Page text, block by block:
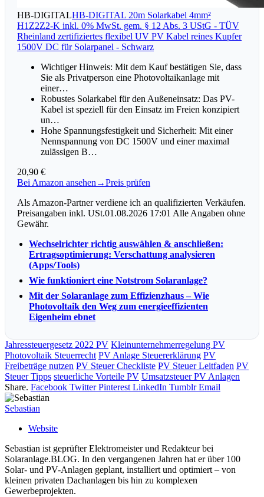
HB-DIGITALHB-DIGITAL 20m Solarkabel 4mm²
H1Z2Z2-K inkl. 0% MwSt. gem. § 12 Abs. 3 UStG - TÜV
Rheinland zertifiziertes flexibel UV PV Kabel reines Kupfer
1500V DC für Solarpanel - Schwarz
Wichtiger Hinweis: Mit dem Kauf bestätigen Sie, dass
Sie als Privatperson eine Photovoltaikanlage mit
einer…
Robustes Solarkabel für den Außeneinsatz: Das PV-
Kabel ist speziell für den Einsatz im Freien konzipiert
un…
Hohe Spannungsfestigkeit und Sicherheit: Mit einer
Nennspannung von DC 1500V und einer maximal
zulässigen B…
20,90 €
Bei Amazon ansehen →Preis prüfen
Als Amazon-Partner verdiene ich an qualifizierten Verkäufen.
Preisangaben inkl. USt.01.08.2026 17:01 Alle Angaben ohne
Gewähr.
Wechselrichter richtig auswählen & anschließen:
Ertragsoptimierung: Verschattung analysieren
(Apps/Tools)
Wie funktioniert eine Notstrom Solaranlage?
Mit der Solaranlage zum Effizienzhaus – Wie
Photovoltaik den Weg zum energieeffizienten
Eigenheim ebnet
Jahressteuergesetz 2022 PV Kleinunternehmerregelung PV
Photovoltaik Steuerrecht PV Anlage Steuererklärung PV
Freibeträge nutzen PV Steuer Checkliste PV Steuer Leitfaden PV
Steuer Tipps steuerliche Vorteile PV Umsatzsteuer PV Anlagen
Share. Facebook Twitter Pinterest LinkedIn Tumblr Email
Sebastian
Website
Sebastian ist geprüfter Elektromeister und Redakteur bei
Solaranlage.BLOG. In den vergangenen Jahren hat er über 100
Solar- und PV-Anlagen geplant, installiert und optimiert – von
kleinen privaten Dachanlagen bis hin zu komplexen
Gewerbeprojekten.